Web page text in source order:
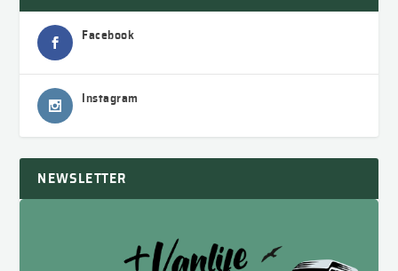
Facebook
Instagram
NEWSLETTER